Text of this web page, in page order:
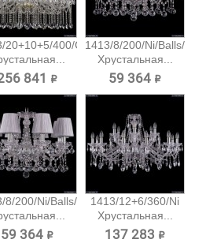
20+10+5/400/G
841 ₽
1413/8/200/Ni/Balls/
Хрустальная...
59 364 ₽
8/200/Ni/Balls/SH6
59 364 ₽
1413/12+6/360/Ni
Хрустальная...
137 283 ₽